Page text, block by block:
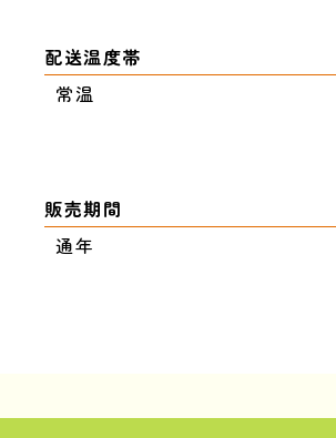
配送温度帯
常温
販売期間
通年